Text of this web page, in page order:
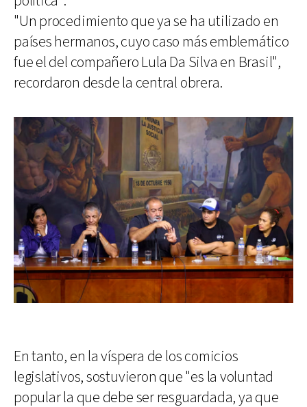
"Un procedimiento que ya se ha utilizado en
países hermanos, cuyo caso más emblemático
fue el del compañero Lula Da Silva en Brasil",
recordaron desde la central obrera.
En tanto, en la víspera de los comicios
legislativos, sostuvieron que "es la voluntad
popular la que debe ser resguardada, ya que